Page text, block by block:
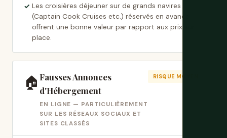
Les croisières déjeuner sur de grands navires
(Captain Cook Cruises etc.) réservés en avance
offrent une bonne valeur par rapport aux prix sur
place.
🏠 Fausses Annonces
d'Hébergement
EN LIGNE — PARTICULIÈREMENT
SUR LES RÉSEAUX SOCIAUX ET
SITES CLASSÉS
RISQUE MOYEN